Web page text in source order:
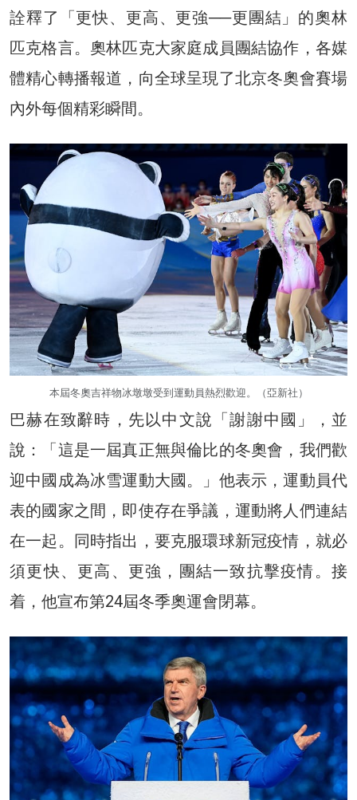
詮釋了「更快、更高、更強──更團結」的奧林
匹克格言。奧林匹克大家庭成員團結協作，各媒
體精心轉播報道，向全球呈現了北京冬奧會賽場
內外每個精彩瞬間。
本屆冬奧吉祥物冰墩墩受到運動員熱烈歡迎。（亞新社）
巴赫在致辭時，先以中文說「謝謝中國」，並
說：「這是一屆真正無與倫比的冬奧會，我們歡
迎中國成為冰雪運動大國。」他表示，運動員代
表的國家之間，即使存在爭議，運動將人們連結
在一起。同時指出，要克服環球新冠疫情，就必
須更快、更高、更強，團結一致抗擊疫情。接
着，他宣布第24屆冬季奧運會閉幕。